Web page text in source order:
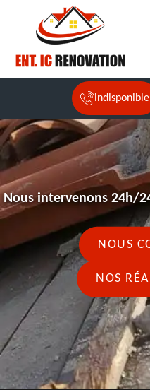
indisponible
Nous intervenons 24h/
NOUS
NOS